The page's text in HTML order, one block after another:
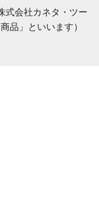
式会社カネタ・ツー
品」といいます）